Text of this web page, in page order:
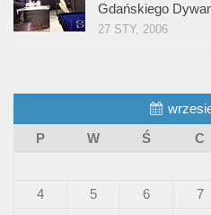
Gdańskiego
27 STY, 2006
P
W Ś C
4
5 6 7